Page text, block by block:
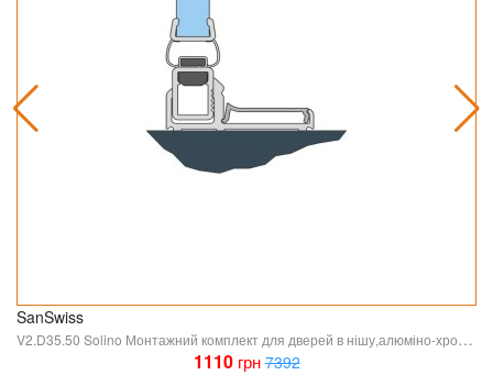
SanSwiss
V2.D35.50 Solino Монтажний комплект для дверей в нішу,алюміно-хром (1 сорт)
1110грн7392